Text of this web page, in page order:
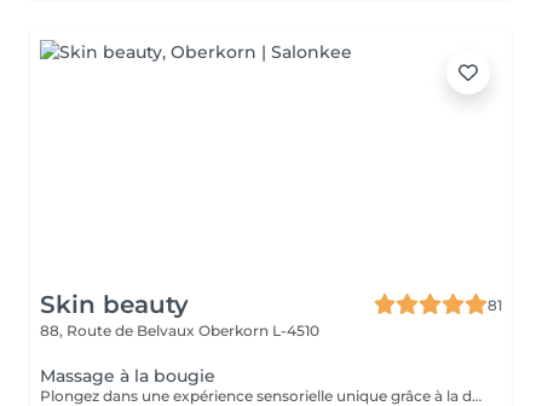
Skin beauty
81
88, Route de Belvaux Oberkorn L-4510
Massage à la bougie
Plongez dans une expérience sensorielle unique grâce à la douce chaleur d'une bougie fondante aux huiles précieuses. La cire tiède se transforme en un élixir nourrissant qui glisse sur votre peau, offrant un massage fluide, relaxant et profondément hydratant. Un véritable voyage des sens pour une détente absolue.